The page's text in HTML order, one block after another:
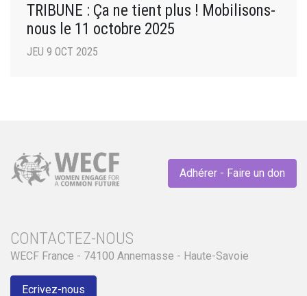
TRIBUNE : Ça ne tient plus ! Mobilisons-
nous le 11 octobre 2025
JEU 9 OCT 2025
Adhérer - Faire un don
CONTACTEZ-NOUS
WECF France - 74100 Annemasse - Haute-Savoie
Ecrivez-nous